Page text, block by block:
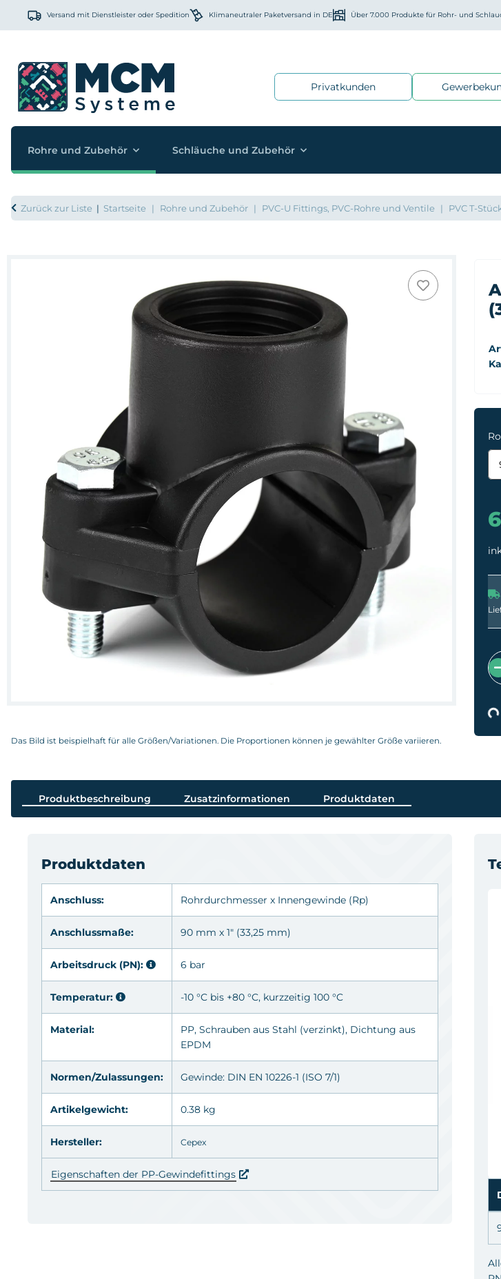
Versand mit Dienstleister oder Spedition Klimaneutraler Paketversand in DE Über 7.000 Produkte für Rohr- und
Privatkunden
Rohre und Zubehör Schläuche und Zubehör
Zurück zur Liste Startseite Rohre und Zubehör PVC-U Fittings, PVC-Rohre und Ventile PVC T-
Das Bild ist beispielhaft für alle Größen/Variationen. Die Proportionen können je gewählter Größe variieren.
Produktbeschreibung Zusatzinformationen Produktdaten
Produktdaten
Anschluss: Rohrdurchmesser x Innengewinde (Rp)
Anschlussmaße: 90 mm x 1" (33,25 mm)
Arbeitsdruck (PN): 6 bar
Temperatur: -10 °C bis +80 °C, kurzzeitig 100 °C
Material: PP, Schrauben aus Stahl (verzinkt), Dichtung aus
EPDM
Normen/Zulassungen: Gewinde: DIN EN 10226-1 (ISO 7/1)
Artikelgewicht: 0.38 kg
Hersteller: Cepex
Eigenschaften der PP-Gewindefittings